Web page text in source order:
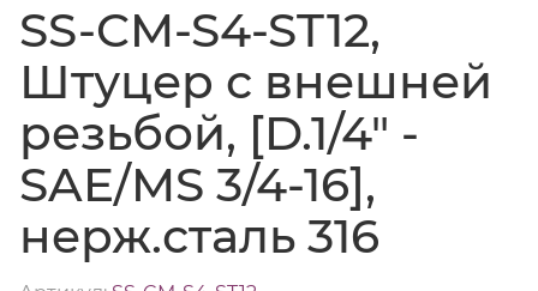
SS-CM-S4-ST12,
Штуцер с внешней
резьбой, [D.1/4" -
SAE/MS 3/4-16],
нерж.сталь 316